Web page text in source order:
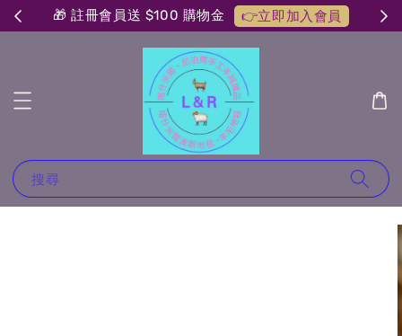
🎁 註冊會員送 $100 購物金 👉立即加入會員
搜尋